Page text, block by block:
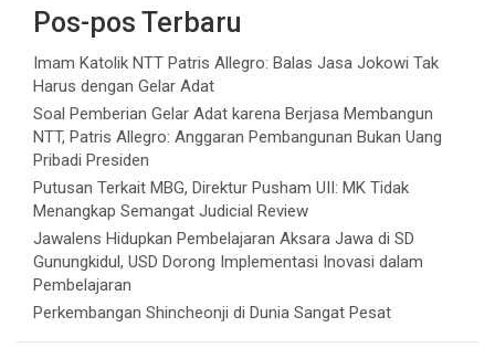
Pos-pos Terbaru
Imam Katolik NTT Patris Allegro: Balas Jasa Jokowi Tak
Harus dengan Gelar Adat
Soal Pemberian Gelar Adat karena Berjasa Membangun
NTT, Patris Allegro: Anggaran Pembangunan Bukan Uang
Pribadi Presiden
Putusan Terkait MBG, Direktur Pusham UII: MK Tidak
Menangkap Semangat Judicial Review
Jawalens Hidupkan Pembelajaran Aksara Jawa di SD
Gunungkidul, USD Dorong Implementasi Inovasi dalam
Pembelajaran
Perkembangan Shincheonji di Dunia Sangat Pesat